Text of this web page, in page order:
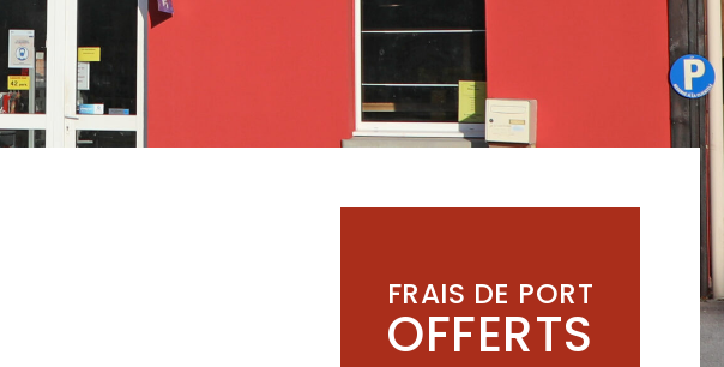
FRAIS DE PORT
OFFERTS